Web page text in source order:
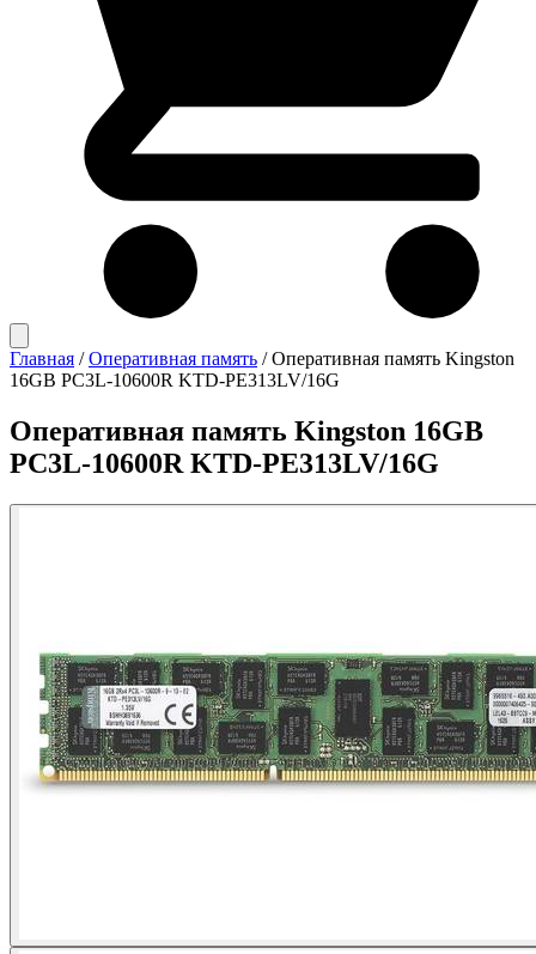
Главная / Оперативная память / Оперативная память Kingston
16GB PC3L-10600R KTD-PE313LV/16G
Оперативная память Kingston 16GB
PC3L-10600R KTD-PE313LV/16G